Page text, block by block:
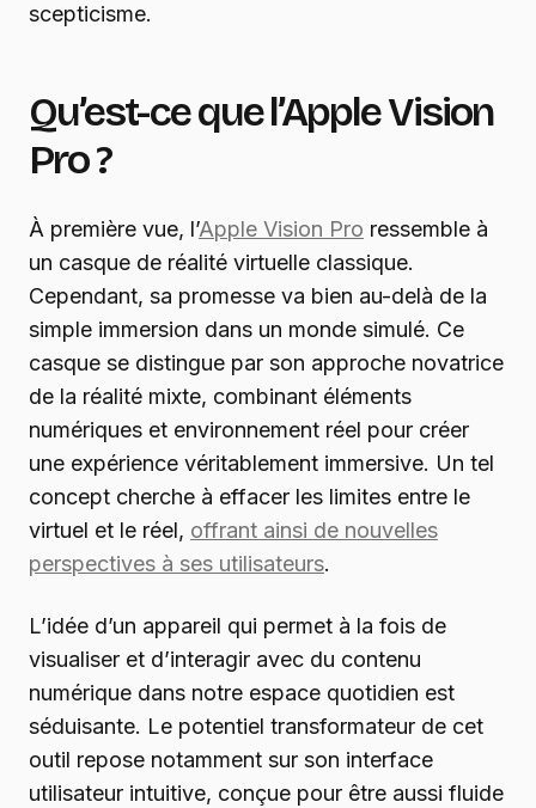
scepticisme.
Qu’est-ce que l’Apple Vision
Pro ?
À première vue, l’Apple Vision Pro ressemble à
un casque de réalité virtuelle classique.
Cependant, sa promesse va bien au-delà de la
simple immersion dans un monde simulé. Ce
casque se distingue par son approche novatrice
de la réalité mixte, combinant éléments
numériques et environnement réel pour créer
une expérience véritablement immersive. Un tel
concept cherche à effacer les limites entre le
virtuel et le réel, offrant ainsi de nouvelles
perspectives à ses utilisateurs.
L’idée d’un appareil qui permet à la fois de
visualiser et d’interagir avec du contenu
numérique dans notre espace quotidien est
séduisante. Le potentiel transformateur de cet
outil repose notamment sur son interface
utilisateur intuitive, conçue pour être aussi fluide